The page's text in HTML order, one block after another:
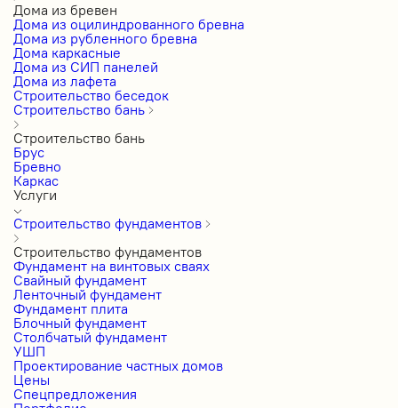
Дома из бревен
Дома из оцилиндрованного бревна
Дома из рубленного бревна
Дома каркасные
Дома из СИП панелей
Дома из лафета
Строительство беседок
Строительство бань
Строительство бань
Брус
Бревно
Каркас
Услуги
Строительство фундаментов
Строительство фундаментов
Фундамент на винтовых сваях
Свайный фундамент
Ленточный фундамент
Фундамент плита
Блочный фундамент
Столбчатый фундамент
УШП
Проектирование частных домов
Цены
Спецпредложения